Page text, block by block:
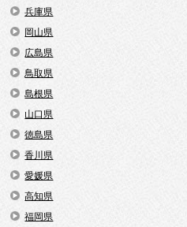
兵庫県
岡山県
広島県
鳥取県
島根県
山口県
徳島県
香川県
愛媛県
高知県
福岡県